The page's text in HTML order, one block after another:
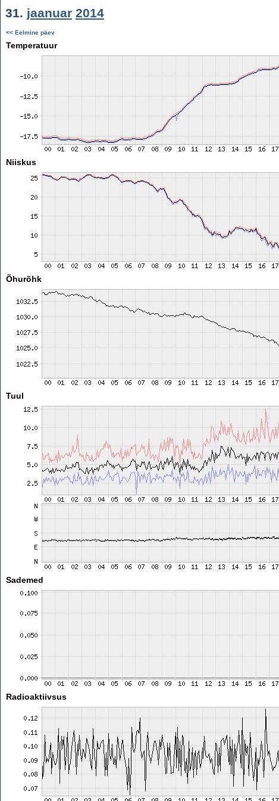
31. jaanuar 2014
<< Eelmine päev
Temperatuur
Niiskus
Õhurõhk
Tuul
Sademed
Radioaktiivsus